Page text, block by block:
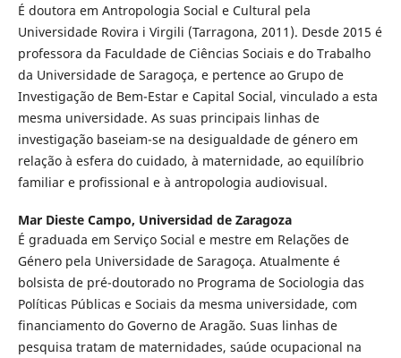
É doutora em Antropologia Social e Cultural pela
Universidade Rovira i Virgili (Tarragona, 2011). Desde 2015 é
professora da Faculdade de Ciências Sociais e do Trabalho
da Universidade de Saragoça, e pertence ao Grupo de
Investigação de Bem-Estar e Capital Social, vinculado a esta
mesma universidade. As suas principais linhas de
investigação baseiam-se na desigualdade de género em
relação à esfera do cuidado, à maternidade, ao equilíbrio
familiar e profissional e à antropologia audiovisual.
Mar Dieste Campo, Universidad de Zaragoza
É graduada em Serviço Social e mestre em Relações de
Género pela Universidade de Saragoça. Atualmente é
bolsista de pré-doutorado no Programa de Sociologia das
Políticas Públicas e Sociais da mesma universidade, com
financiamento do Governo de Aragão. Suas linhas de
pesquisa tratam de maternidades, saúde ocupacional na